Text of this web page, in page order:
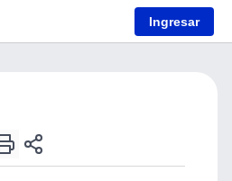
Ingresar